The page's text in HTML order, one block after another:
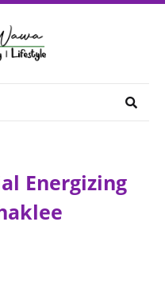
Energizing